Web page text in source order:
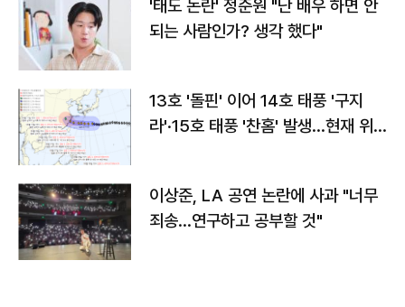
'태도 논란' 정준원 "난 배우 하면 안
되는 사람인가? 생각 했다"
13호 '돌핀' 이어 14호 태풍 '구지
라'·15호 태풍 '찬홈' 발생…현재 위
이상준, LA 공연 논란에 사과 "너무
죄송…연구하고 공부할 것"